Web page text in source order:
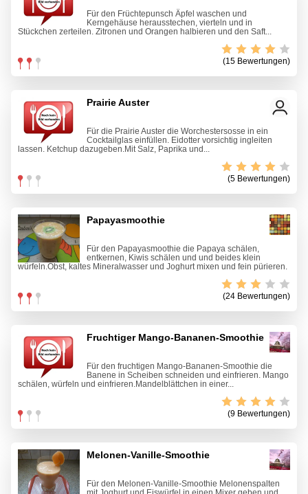
Für den Früchtepunsch Äpfel waschen und
Kerngehäuse herausstechen, vierteln und in
Stückchen zerteilen. Zitronen und Orangen halbieren und den Saft...
(15 Bewertungen)
Prairie Auster
Für die Prairie Auster die Worchestersosse in ein
Cocktailglas einfüllen. Eidotter vorsichtig ingleiten
lassen. Ketchup dazugeben.Mit Salz, Paprika und...
(5 Bewertungen)
Papayasmoothie
Für den Papayasmoothie die Papaya schälen,
entkernen, Kiwis schälen und und beides klein
würfeln.Obst, kaltes Mineralwasser und Joghurt mixen und fein pürieren.
(24 Bewertungen)
Fruchtiger Mango-Bananen-Smoothie
Für den fruchtigen Mango-Bananen-Smoothie die
Banene in Scheiben schneiden und einfrieren. Mango
schälen, würfeln und einfrieren.Mandelblättchen in einer...
(9 Bewertungen)
Melonen-Vanille-Smoothie
Für den Melonen-Vanille-Smoothie Melonenspalten